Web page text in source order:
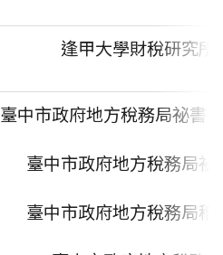
逢甲大學財稅研究所
臺中市政府地方稅務局祕書
臺中市政府地方稅務局祕
臺中市政府地方稅務局稽